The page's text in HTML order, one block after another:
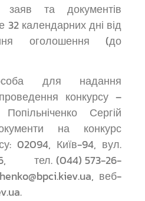
заяв та документів
календарних дні від
оголошення (до
для надання
конкурсу –
Сергій
на конкурс
02094, Київ-94, вул.
тел. (044) 573-26-
веб-